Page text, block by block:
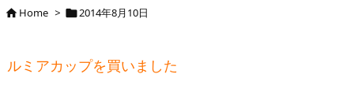
Home > 2014年8月10日
ルミアカップを買いました